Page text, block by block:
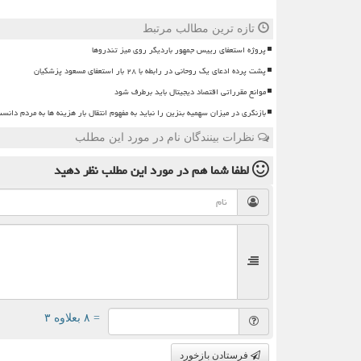
تازه ترین مطالب مرتبط
پروژه استعفای رییس جمهور باردیگر روی میز تندروها
پشت پرده ادعای یک روحانی در رابطه با ۲۸ بار استعفای مسعود پزشکیان
موانع مقرراتی اقتصاد دیجیتال باید برطرف شود
بازنگری در میزان سهمیه بنزین را نباید به مفهوم انتقال بار هزینه ها به مردم
نظرات بینندگان نام در مورد این مطلب
لطفا شما همدر مورد این مطلبنظر دهید
= ۸ بعلاوه ۳
فرستادن بازخورد